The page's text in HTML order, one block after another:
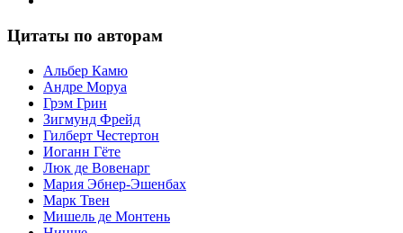
Цитаты по авторам
Альбер Камю
Андре Моруа
Грэм Грин
Зигмунд Фрейд
Гилберт Честертон
Иоганн Гёте
Люк де Вовенарг
Мария Эбнер-Эшенбах
Марк Твен
Мишель де Монтень